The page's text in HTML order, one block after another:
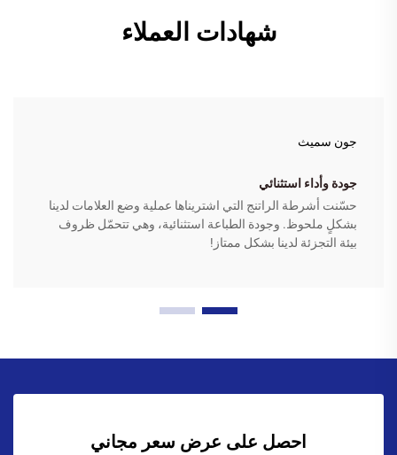
شهادات العملاء
جون سميث
جودة وأداء استثنائي
حسّنت أشرطة الراتنج التي اشتريناها عملية وضع العلامات لدينا
بشكلٍ ملحوظ. وجودة الطباعة استثنائية، وهي تتحمّل ظروف
بيئة التجزئة لدينا بشكل ممتاز!
احصل على عرض سعر مجاني